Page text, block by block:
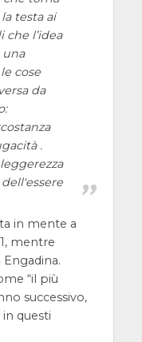
testa ai
che l’idea
cose
da
.
dell'essere
in mente a
mentre
Engadina.
“il più
successivo,
questi